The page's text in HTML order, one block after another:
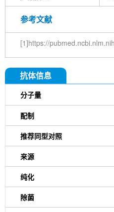
参考文献
[1]https://
抗体信息
分子量
配制
推荐同型对照
来源
纯化
除菌